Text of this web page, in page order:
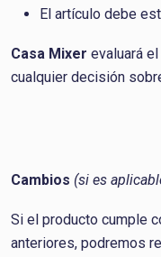
El artículo debe
Casa Mixer evaluará
cualquier decisión
Cambios (si es
Si el producto cumple
anteriores, podremos